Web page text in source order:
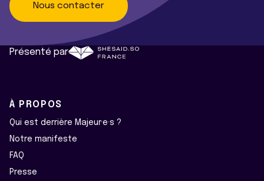
Nous contacter
Présenté par
À PROPOS
Qui est derrière Majeur·e·s ?
Notre manifeste
FAQ
Presse